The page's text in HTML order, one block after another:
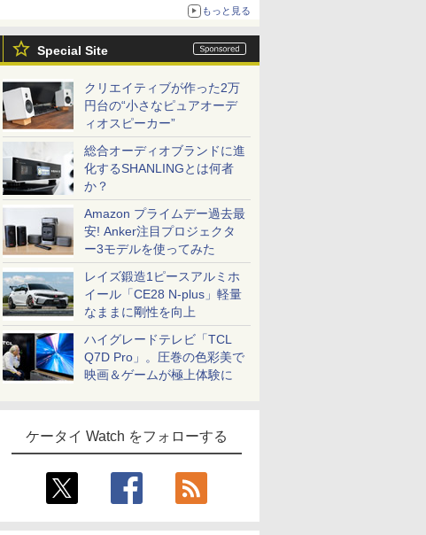
もっと見る
Special Site
クリエイティブが作った2万
円台の“小さなピュアオーデ
ィオスピーカー”
総合オーディオブランドに進
化するSHANLINGとは何者
か？
Amazon プライムデー過去最
安! Anker注目プロジェクタ
ー3モデルを使ってみた
レイズ鍛造1ピースアルミホ
イール「CE28 N-plus」軽量
なままに剛性を向上
ハイグレードテレビ「TCL
Q7D Pro」。圧巻の色彩美で
映画＆ゲームが極上体験に
ケータイ Watch をフォローする